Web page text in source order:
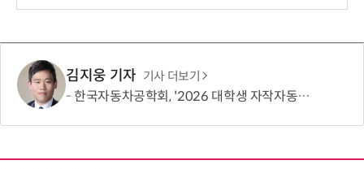
보
김지웅 기자 기사 더보기
한국자동차공학회, '2026 대학생 자작자동차대회 포뮬러 부문' 개최